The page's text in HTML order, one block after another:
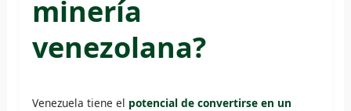
minería
venezolana?
Venezuela tiene el potencial de convertirse en un